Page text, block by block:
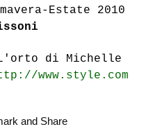
Estate 2010
di Michelle
www.style.com